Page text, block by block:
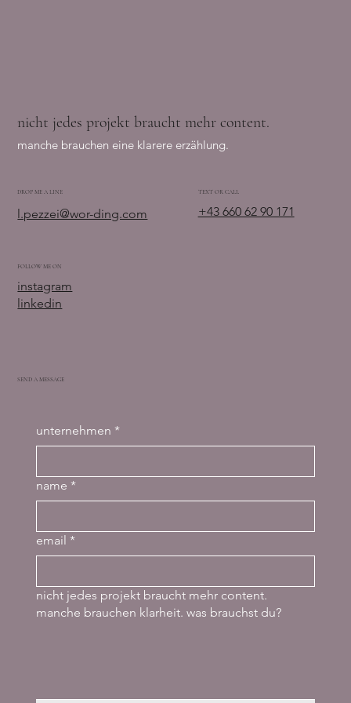
nicht jedes projekt braucht mehr content.
manche brauchen eine klarere erzählung.
DROP ME A LINE
l.pezzei@wor-ding.com
TEXT OR CALL
+43 660 62 90 171
FOLLOW ME ON
instagram
linkedin
SEND A MESSAGE
unternehmen *
name *
email *
nicht jedes projekt braucht mehr content.
manche brauchen klarheit. was brauchst du?